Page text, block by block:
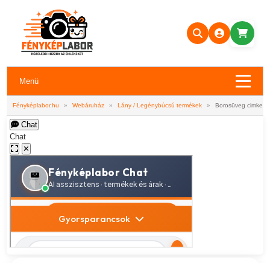
Menü
Fényképlabor.hu » Webáruház » Lány / Legénybúcsú termékek » Borosüveg cimke -
Chat
Chat
✕